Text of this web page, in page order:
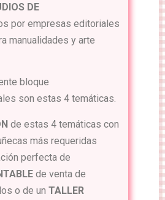
DE
por empresas editoriales
manualidades y arte
bloque
son estas 4 temáticas.
de estas 4 temáticas con
más requeridas
perfecta de
de venta de
o de un TALLER